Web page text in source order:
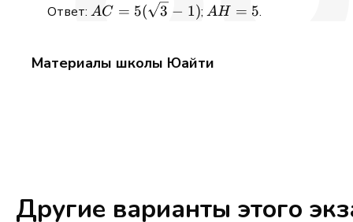
Ответ: AC =
AC = 5( 3 − 1); AH
A H = 5.
Материалы школы Юайти
Другие варианты этого